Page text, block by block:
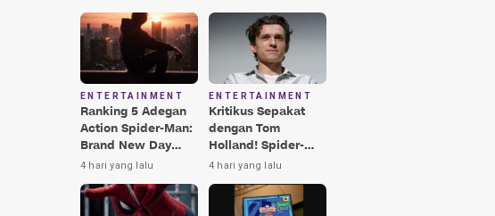
ENTERTAINMENT
Ranking 5 Adegan
Action Spider-Man:
Brand New Day
Terbaik, Nomor 3
4 hari yang lalu
ENTERTAINMENT
Kritikus Sepakat
dengan Tom
Holland! Spider-
Man: Brand New
Terbaik Era MCU
4 hari yang lalu